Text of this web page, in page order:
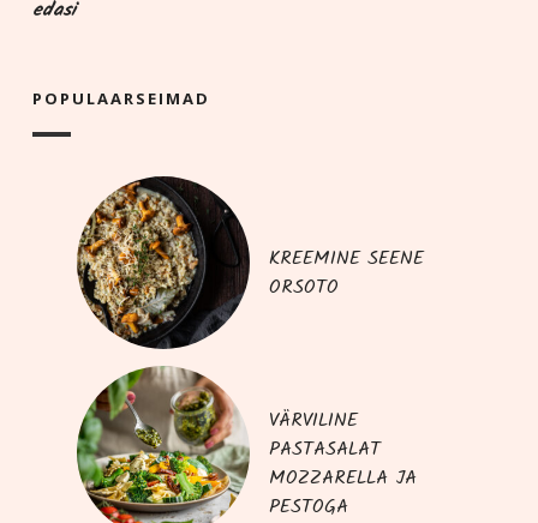
edasi
POPU­LAAR­SEI­MAD
KREEMINE SEENE
ORSOTO
VÄRVILINE
PASTASALAT
MOZZARELLA JA
PESTOGA